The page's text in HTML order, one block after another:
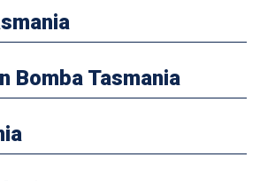
Bomba Tasmania